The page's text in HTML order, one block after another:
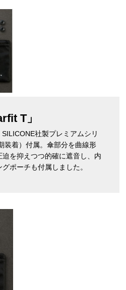
T」
社製プレミアムシリ
装着）付属。傘部分を曲線形
を抑えつつ的確に遮音し、内
ポーチも付属しました。